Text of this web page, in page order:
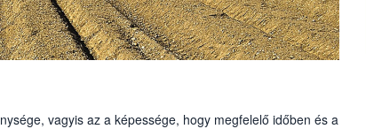
vagyis az a képessége, hogy megfelelő időben és a